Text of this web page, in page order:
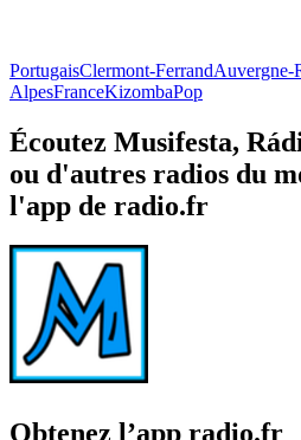
PortugaisClermont-FerrandAuvergne-
AlpesFranceKizombaPop
Écoutez Musifesta,
ou d'autres radios du
l'app de radio.fr
Obtenez l’app